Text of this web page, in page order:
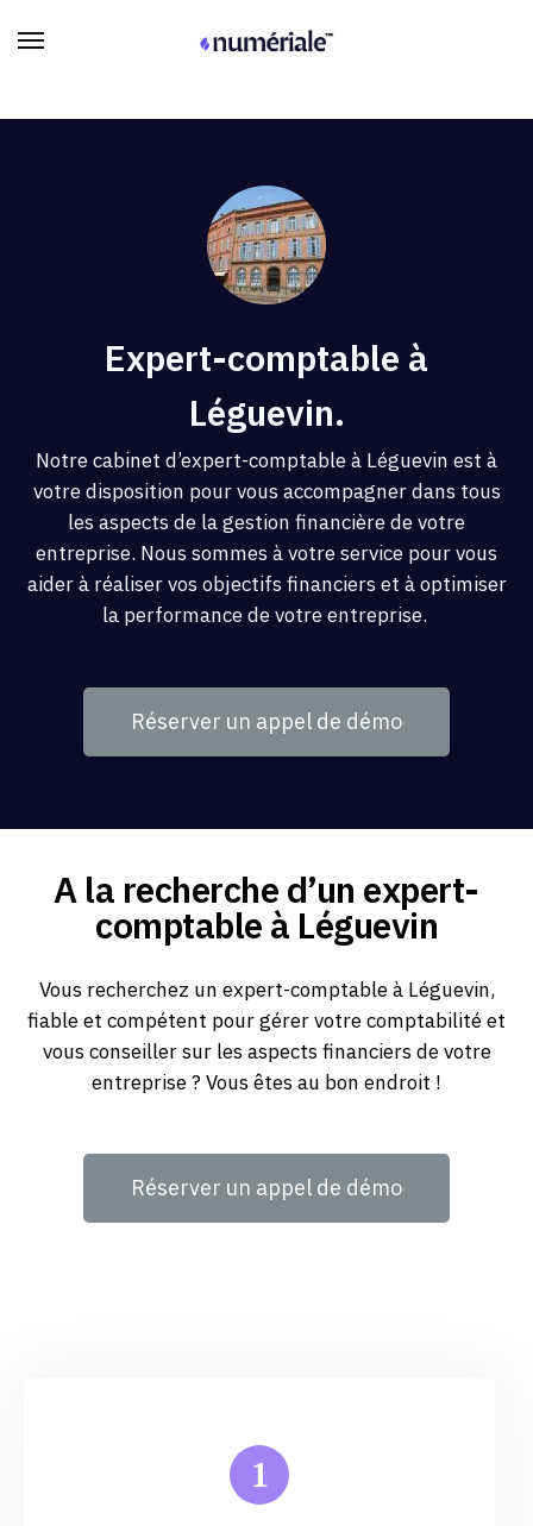
Expert-comptable à
Léguevin.
Notre cabinet d’expert-comptable à Léguevin est à
votre disposition pour vous accompagner dans tous
les aspects de la gestion financière de votre
entreprise. Nous sommes à votre service pour vous
aider à réaliser vos objectifs financiers et à optimiser
la performance de votre entreprise.
Réserver un appel de démo
A la recherche d’un expert-
comptable à Léguevin
Vous recherchez un expert-comptable à Léguevin,
fiable et compétent pour gérer votre comptabilité et
vous conseiller sur les aspects financiers de votre
entreprise ? Vous êtes au bon endroit !
Réserver un appel de démo
1